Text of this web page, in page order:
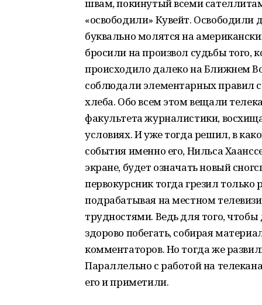
швам, покинутый всеми
«освободили» Кувейт. Освободили
буквально молятся на
бросили на произвол судьбы того,
происходило далеко на Ближнем
соблюдали элементарных правил
хлеба. Обо всем этом вещали
факультета журналистики,
условиях. И уже тогда решил, в
события именно его, Нильса
экране, будет означать новый
первокурсник тогда грезил
подрабатывая на местном
трудностями. Ведь для того,
здорово побегать, собирая
комментаторов. Но тогда же
Параллельно с работой на
его и приметили.